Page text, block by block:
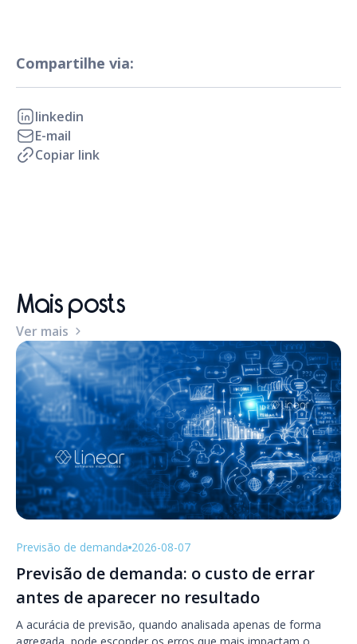
Compartilhe via:
linkedin
E-mail
Copiar link
Mais posts
Ver mais
Previsão de demanda 2026-08-07
Previsão de demanda: o custo de errar
antes de aparecer no resultado
A acurácia de previsão, quando analisada apenas de forma